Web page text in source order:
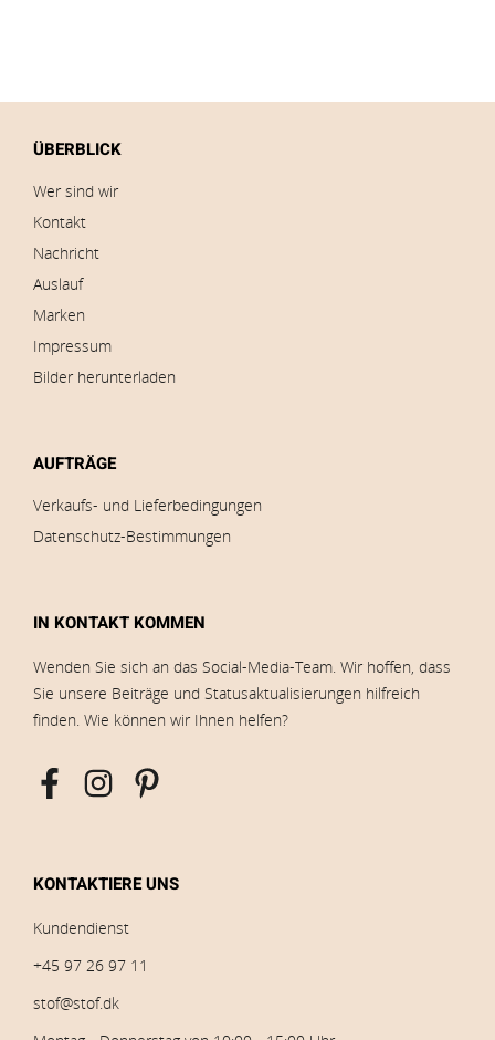
ÜBERBLICK
Wer sind wir
Kontakt
Nachricht
Auslauf
Marken
Impressum
Bilder herunterladen
AUFTRÄGE
Verkaufs- und Lieferbedingungen
Datenschutz-Bestimmungen
IN KONTAKT KOMMEN
Wenden Sie sich an das Social-Media-Team. Wir hoffen, dass
Sie unsere Beiträge und Statusaktualisierungen hilfreich
finden. Wie können wir Ihnen helfen?
KONTAKTIERE UNS
Kundendienst
+45 97 26 97 11
stof@stof.dk